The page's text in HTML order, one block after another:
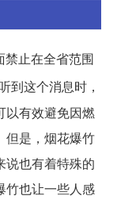
止在全省范围
到这个消息时，
以有效避免因燃
但是，烟花爆竹
说也有着特殊的
竹也让一些人感